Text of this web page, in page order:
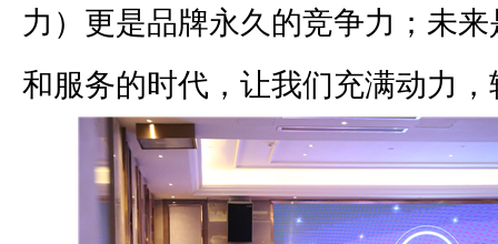
力）更是品牌永久的竞争力；未
和服务的时代，让我们充满动力